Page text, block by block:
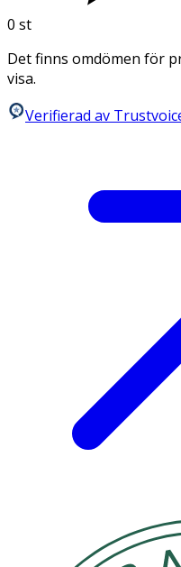
0 st
Det finns omdömen för
visa.
Verifierad av